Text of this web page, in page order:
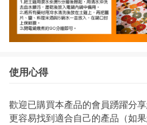
使用心得
歡迎已購買本產品的會員踴躍分
更容易找到適合自己的產品（如